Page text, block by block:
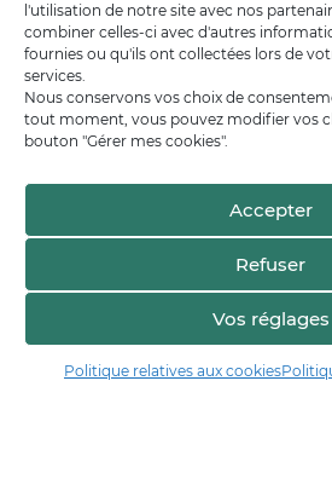
l'utilisation de notre site avec nos
combiner celles-ci avec d'autres
fournies ou qu'ils ont collectées lors de
services.
Nous conservons vos choix de
tout moment, vous pouvez modifier vos
bouton "Gérer mes cookies".
Accepter
Refuser
Vos réglages
Politique relatives aux cookies